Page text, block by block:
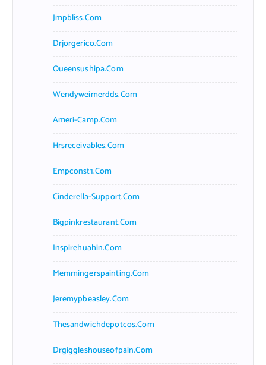
Jmpbliss.com
Drjorgerico.com
Queensushipa.com
Wendyweimerdds.com
Ameri-Camp.com
Hrsreceivables.com
Empconst1.com
Cinderella-Support.com
Bigpinkrestaurant.com
Inspirehuahin.com
Memmingerspainting.com
Jeremypbeasley.com
Thesandwichdepotcos.com
Drgiggleshouseofpain.com